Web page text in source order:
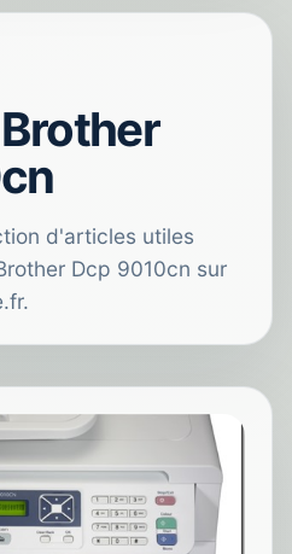
d'articles utiles
Dcp 9010cn sur